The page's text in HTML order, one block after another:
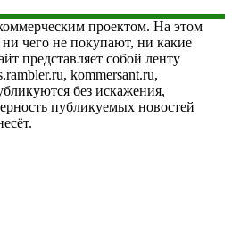
проектом. На этом
чего не покупают, ни какие
представляет собой ленту
kommersant.ru,
без искажения,
публикуемых новостей